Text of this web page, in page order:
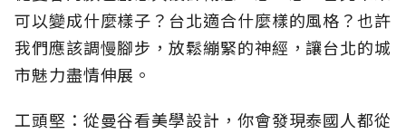
可以變成什麼樣子？台北適合什麼樣的風格？也許
我們應該調慢腳步，放鬆繃緊的神經，讓台北的城
市魅力盡情伸展。
工頭堅：從曼谷看美學設計，你會發現泰國人都從